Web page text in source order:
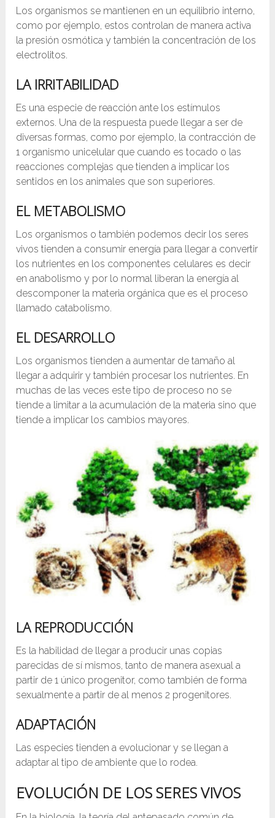
Los organismos se mantienen en un equilibrio interno,
como por ejemplo, estos controlan de manera activa
la presión osmótica y también la concentración de los
electrolitos.
LA IRRITABILIDAD
Es una especie de reacción ante los estímulos
externos. Una de la respuesta puede llegar a ser de
diversas formas, como por ejemplo, la contracción de
1 organismo unicelular que cuando es tocado o las
reacciones complejas que tienden a implicar los
sentidos en los animales que son superiores.
EL METABOLISMO
Los organismos o también podemos decir los seres
vivos tienden a consumir energía para llegar a convertir
los nutrientes en los componentes celulares es decir
en anabolismo y por lo normal liberan la energía al
descomponer la materia orgánica que es el proceso
llamado catabolismo.
EL DESARROLLO
Los organismos tienden a aumentar de tamaño al
llegar a adquirir y también procesar los nutrientes. En
muchas de las veces este tipo de proceso no se
tiende a limitar a la acumulación de la materia sino que
tiende a implicar los cambios mayores.
LA REPRODUCCIÓN
Es la habilidad de llegar a producir unas copias
parecidas de sí mismos, tanto de manera asexual a
partir de 1 único progenitor, como también de forma
sexualmente a partir de al menos 2 progenitores.
ADAPTACIÓN
Las especies tienden a evolucionar y se llegan a
adaptar al tipo de ambiente que lo rodea.
EVOLUCIÓN DE LOS SERES VIVOS